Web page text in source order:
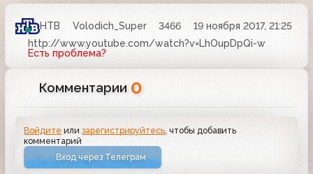
НТВ Volodich_Super 3466
19 ноября 2017, 21:25
http://www.youtube.com/watch?v=LhOupDpQi-w
Есть проблема?
Комментарии 0
Войдите илизарегистрируйтесь , чтобы добавить
комментарий
Вход через Телеграм